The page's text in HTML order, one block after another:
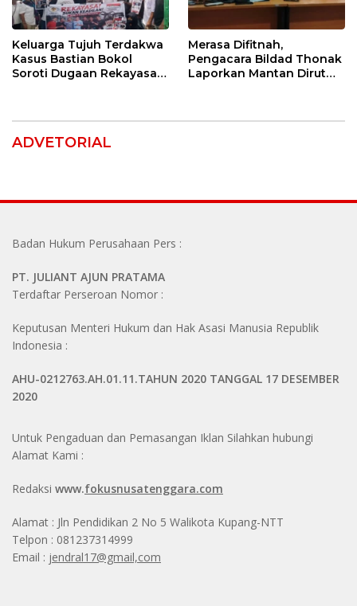
Keluarga Tujuh Terdakwa
Kasus Bastian Bokol
Soroti Dugaan Rekayasa
Merasa Difitnah,
Pengacara Bildad Thonak
Laporkan Mantan Dirut
ADVETORIAL
Badan Hukum Perusahaan Pers :
PT. JULIANT AJUN PRATAMA
Terdaftar Perseroan Nomor :
Keputusan Menteri Hukum dan Hak Asasi Manusia Republik
Indonesia :
AHU-0212763.AH.01.11.TAHUN 2020 TANGGAL 17 DESEMBER
2020
Untuk Pengaduan dan Pemasangan Iklan Silahkan hubungi
Alamat Kami :
Redaksi www.fokusnusatenggara.com
Alamat : Jln Pendidikan 2 No 5 Walikota Kupang-NTT
Telpon : 081237314999
Email : jendral17@gmail,com